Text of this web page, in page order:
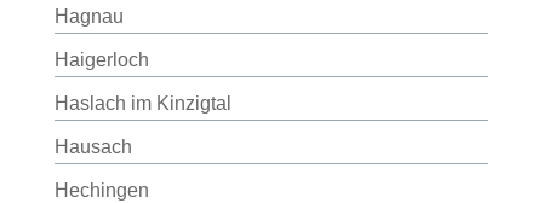
Hagnau
Haigerloch
Haslach im Kinzigtal
Hausach
Hechingen